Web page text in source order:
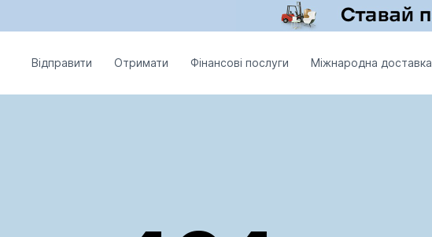
Відправити Отримати Фінансові послуги Міжнародна доставка